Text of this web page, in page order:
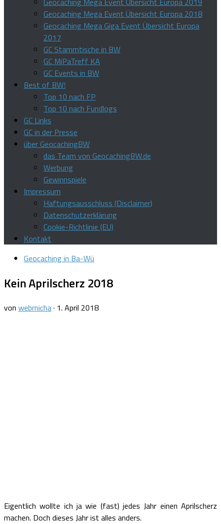
Geocaching Mega Event Übersicht Europa 2018
Geocaching Mega Giga Event Übersicht Europa
2017
GC Stammtische in BW
GC MiPaTreff KA
GC Events in BW
Best of BW!
Top 10 nach FP
Top 10 nach Fundlogs
GC Links
GC in der Presse
über GeocachingBW
das Team von GeocachingBW.de
Werbung
Gewinnspiele
Impressum
Haftungsausschluss (Disclaimer)
Datenschutzerklärung
Cookie-Richtlinie (EU)
Kontakt
Geocaching in Ba-Wü
Kein Aprilscherz 2018
von webmicha· 1. April 2018
Eigentlich wollte ich ja wie (fast) jedes Jahr einen Aprilscherz
machen. Doch dieses Jahr ist alles anders.